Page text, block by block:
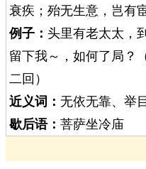
衰疾；殆无生意，岂有
例子： 头里有老太太，
留下我～，如何了局？
二回）
近义词： 无依无靠、举
歇后语： 菩萨坐冷庙